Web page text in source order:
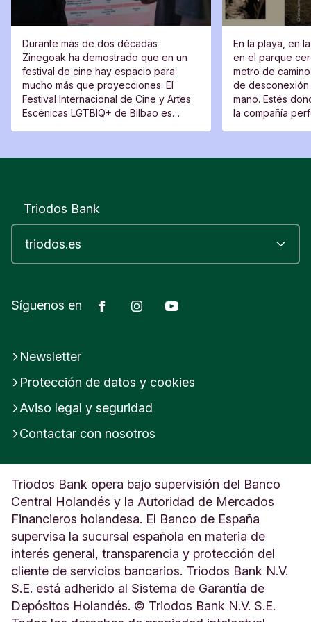
Durante más de dos décadas
Zinegoak ha demostrado que en un
festival de cine hay espacio para
mucho más que proyecciones. El
Festival Internacional de Cine y Artes
Escénicas LGTBIQ+ de Bilbao es
En la playa, en
en el parque
metro de
de
mano. Estés
la compañía
Triodos Bank
Síguenos en FacebookInstagram
Newsletter
Protección de datos y cookies
Aviso legal y seguridad
Contactar con nosotros
Triodos Bank opera bajo supervisión del Banco
Central Holandés y la Autoridad de Mercados
Financieros holandesa. El Banco de España
supervisa la sucursal española en materia de
interés general, transparencia y protección del
cliente de servicios bancarios. Triodos Bank N.V.
S.E. está adherido al Sistema de Garantía de
Depósitos Holandés. © Triodos Bank N.V. S.E.